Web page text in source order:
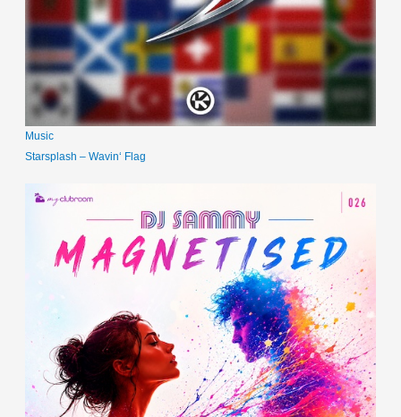
Music
Starsplash – Wavin‘ Flag